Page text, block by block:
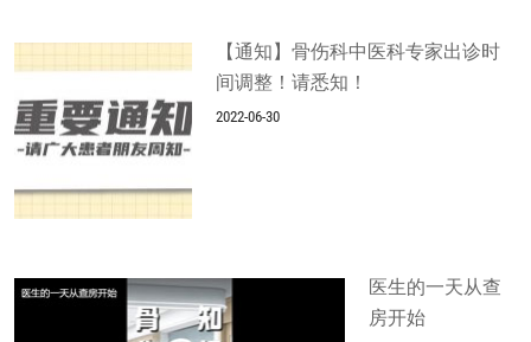
【通知】骨伤科中医科专家出诊时
间调整！请悉知！
2022-06-30
医生的一天从查
房开始